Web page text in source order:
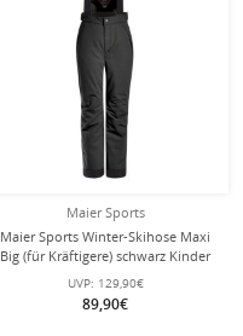
Maier Sports
Maier Sports Winter-Skihose Maxi
Big (für Kräftigere) schwarz Kinder
UVP: 129,90€
89,90€